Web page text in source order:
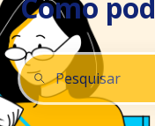
Como
Não há sugestões